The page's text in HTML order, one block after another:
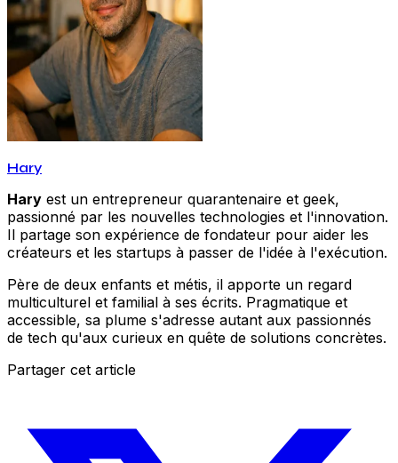
Hary
Hary est un entrepreneur quarantenaire et geek,
passionné par les nouvelles technologies et l'innovation.
Il partage son expérience de fondateur pour aider les
créateurs et les startups à passer de l'idée à l'exécution.
Père de deux enfants et métis, il apporte un regard
multiculturel et familial à ses écrits. Pragmatique et
accessible, sa plume s'adresse autant aux passionnés
de tech qu'aux curieux en quête de solutions concrètes.
Partager cet article